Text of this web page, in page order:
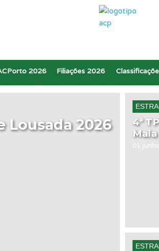
2026 Filiações 2026
Lousada 2026
4ª
Maia
01